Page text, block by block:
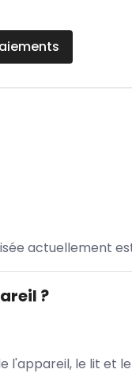
actuellement
?
le lit et